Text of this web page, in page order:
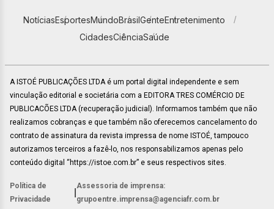
NotíciasEsportesMundoBrasilGenteEntretenimento
CidadesCiênciaSaúde
A ISTOÉ PUBLICAÇÕES LTDA é um portal digital independente e sem
vinculação editorial e societária com a EDITORA TRES COMÉRCIO DE
PUBLICACÕES LTDA (recuperação judicial). Informamos também que não
realizamos cobranças e que também não oferecemos cancelamento do
contrato de assinatura da revista impressa de nome ISTOÉ, tampouco
autorizamos terceiros a fazê-lo, nos responsabilizamos apenas pelo
conteúdo digital “https://istoe.com.br” e seus respectivos sites.
Política de
Privacidade
Assessoria de imprensa:
grupoentre.imprensa@agenciafr.com.br